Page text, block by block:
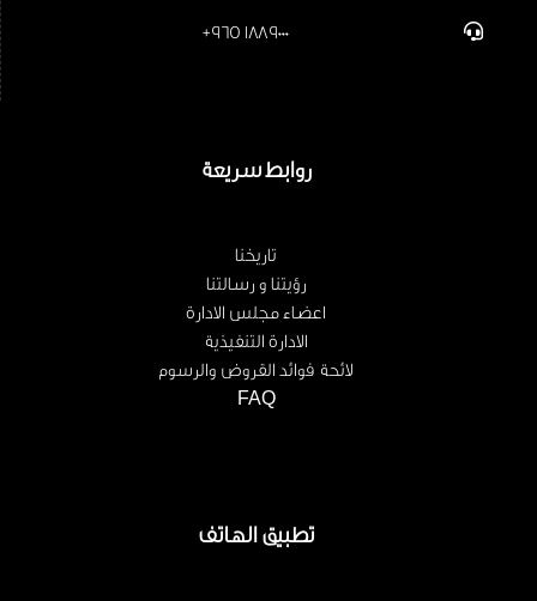
+965 1889000
روابط سريعة
تاريخنا
رؤيتنا و رسالتنا
اعضاء مجلس الادارة
الادارة التنفيذية
لائحة فوائد القروض والرسوم
FAQ
تطبيق الهاتف